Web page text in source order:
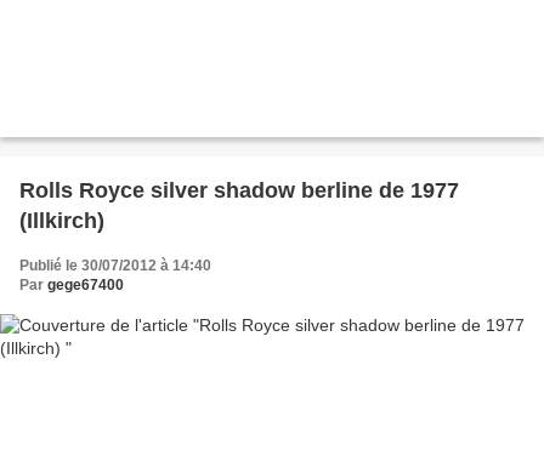
Rolls Royce silver shadow berline de 1977
(Illkirch)
Publié le 30/07/2012 à 14:40
Par gege67400